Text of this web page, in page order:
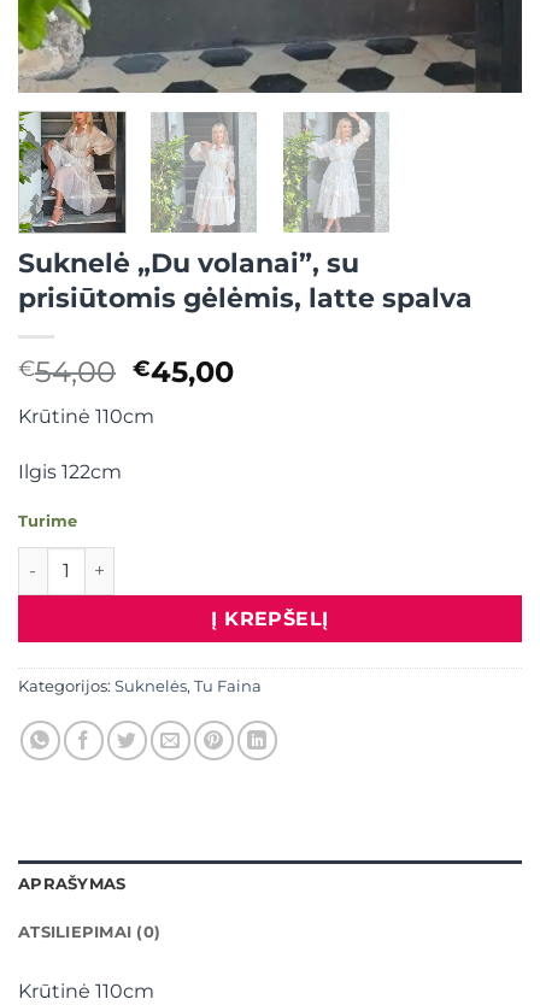
Suknelė „Du volanai”, su
prisiūtomis gėlėmis, latte spalva
€54,00 Original
was:
€45,00Current
Krūtinė 110cm
Ilgis 122cm
Turime
produkto kiekis: Suknelė "Du volanai", su prisiūtomis
Į KREPŠELĮ
Kategorijos: Suknelės, Tu Faina
APRAŠYMAS
ATSILIEPIMAI (0)
Krūtinė 110cm